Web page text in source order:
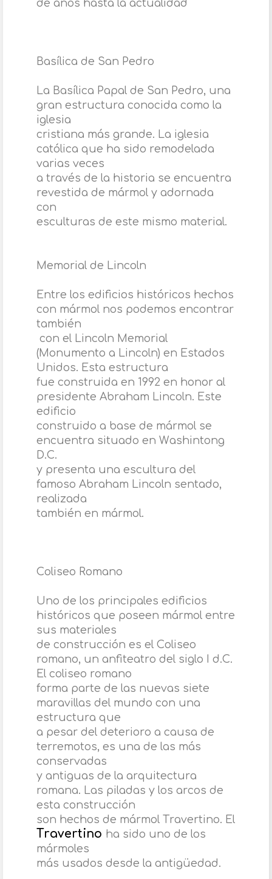
de años hasta la actualidad
Basílica de San Pedro
La Basílica Papal de San Pedro, una
gran estructura conocida como la
iglesia
cristiana más grande. La iglesia
católica que ha sido remodelada
varias veces
a través de la historia se encuentra
revestida de mármol y adornada
con
esculturas de este mismo material.
Memorial de Lincoln
Entre los edificios históricos hechos
con mármol nos podemos encontrar
también
con el Lincoln Memorial
(Monumento a Lincoln) en Estados
Unidos. Esta estructura
fue construida en 1992 en honor al
presidente Abraham Lincoln. Este
edificio
construido a base de mármol se
encuentra situado en Washintong
D.C.
y presenta una escultura del
famoso Abraham Lincoln sentado,
realizada
también en mármol.
Coliseo Romano
Uno de los principales edificios
históricos que poseen mármol entre
sus materiales
de construcción es el Coliseo
romano, un anfiteatro del siglo I d.C.
El coliseo romano
forma parte de las nuevas siete
maravillas del mundo con una
estructura que
a pesar del deterioro a causa de
terremotos, es una de las más
conservadas
y antiguas de la arquitectura
romana. Las piladas y los arcos de
esta construcción
son hechos de mármol Travertino. El
Travertino ha sido uno de los
mármoles
más usados desde la antigüedad.